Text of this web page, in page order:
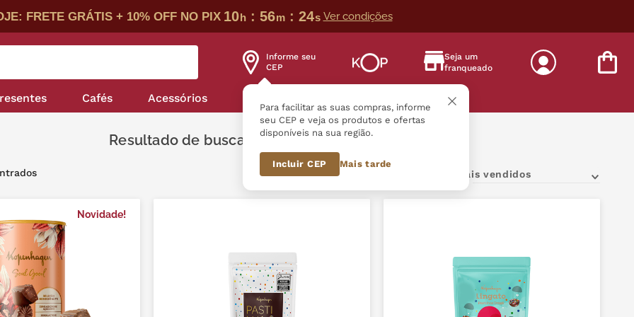
FRETE GRÁTIS + 10% OFF NO PIX 10h : 56m : 23s Ver condições
Informe seu
CEP
Para facilitar as suas compras, informe
seu CEP e veja os produtos e ofertas
disponíveis na sua região.
Incluir CEP Mais tarde
Seja um
franqueado
Cafés Acessórios
Drageados e Nuts
Mais vendidos
Novidade!